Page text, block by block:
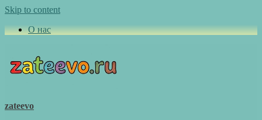
Skip to content
О нас
zateevo